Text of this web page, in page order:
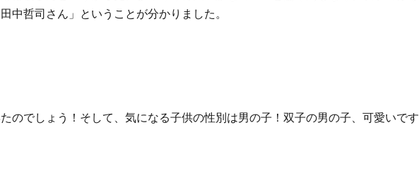
中哲司さん」ということが分かりました。
のでしょう！そして、気になる子供の性別は男の子！双子の男の子、可愛いです